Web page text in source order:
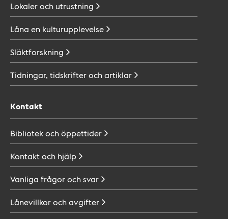
Lokaler och utrustning
Låna en kulturupplevelse
Släktforskning
Tidningar, tidskrifter ochartiklar
Kontakt
Bibliotek ochöppettider
Kontakt och hjälp
Vanliga frågor ochsvar
Lånevillkor ochavgifter